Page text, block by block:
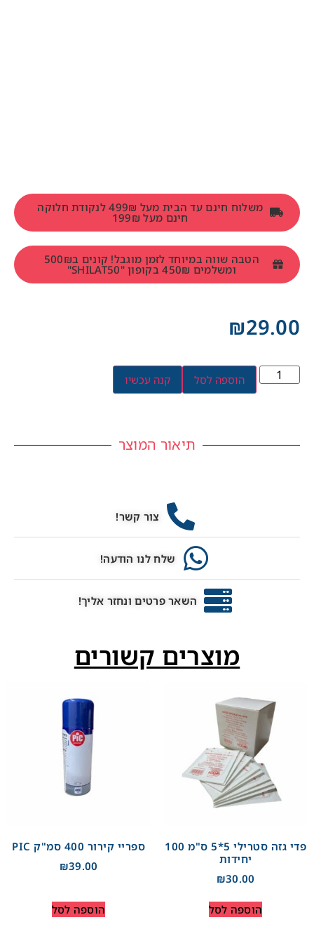
₪29.00
הוספה לסל קנה עכשיו
תיאור המוצר
צור קשר!
שלח לנו הודעה!
השאר פרטים ונחזר אליך!
משלוח חינם עד הבית מעל 499₪ לנקודת חלוקה
חינם מעל 199₪
הטבה שווה במיוחד לזמן מוגבל! קונים ב500₪
ומשלמים 450₪ בקופון "SHILAT50"
מוצרים קשורים
פדי גזה סטרילי 5*5 ס"מ 100
יחידות
₪30.00
הוספה לסל
ספריי קירור 400 סמ"ק PIC
₪39.00
הוספה לסל